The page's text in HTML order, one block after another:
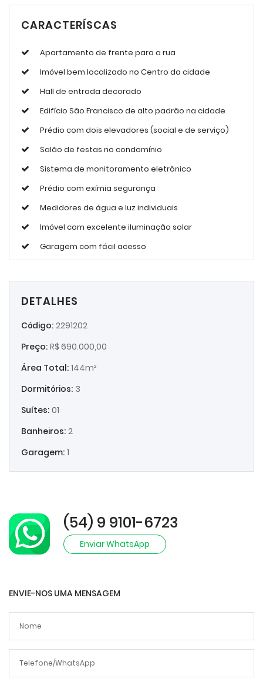
CARACTERÍSCAS
Apartamento de frente para a rua
Imóvel bem localizado no Centro da cidade
Hall de entrada decorado
Edifício São Francisco de alto padrão na cidade
Prédio com dois elevadores (social e de serviço)
Salão de festas no condomínio
Sistema de monitoramento eletrônico
Prédio com exímia segurança
Medidores de água e luz individuais
Imóvel com excelente iluminação solar
Garagem com fácil acesso
DETALHES
Código: 2291202
Preço: R$ 690.000,00
Área Total: 144m²
Dormitórios: 3
Suítes: 01
Banheiros: 2
Garagem: 1
(54) 9 9101-6723
Enviar WhatsApp
ENVIE-NOS UMA MENSAGEM